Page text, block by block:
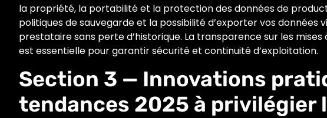
la propriété, la portabilité et la protection des données de
politiques de sauvegarde et la possibilité d’exporter vos données
prestataire sans perte d’historique. La transparence sur les
est essentielle pour garantir sécurité et continuité d’exploitation.
Section 3 — Innovations
tendances 2025 à privilégier